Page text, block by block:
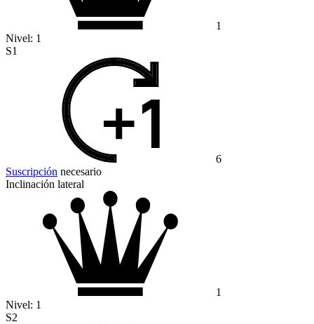
1
Nivel: 1
S1
6
Suscripción necesario
Inclinación lateral
1
Nivel: 1
S2